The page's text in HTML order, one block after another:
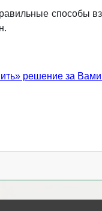
решение за